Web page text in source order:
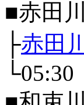
■赤田川
├赤田川
└05:30